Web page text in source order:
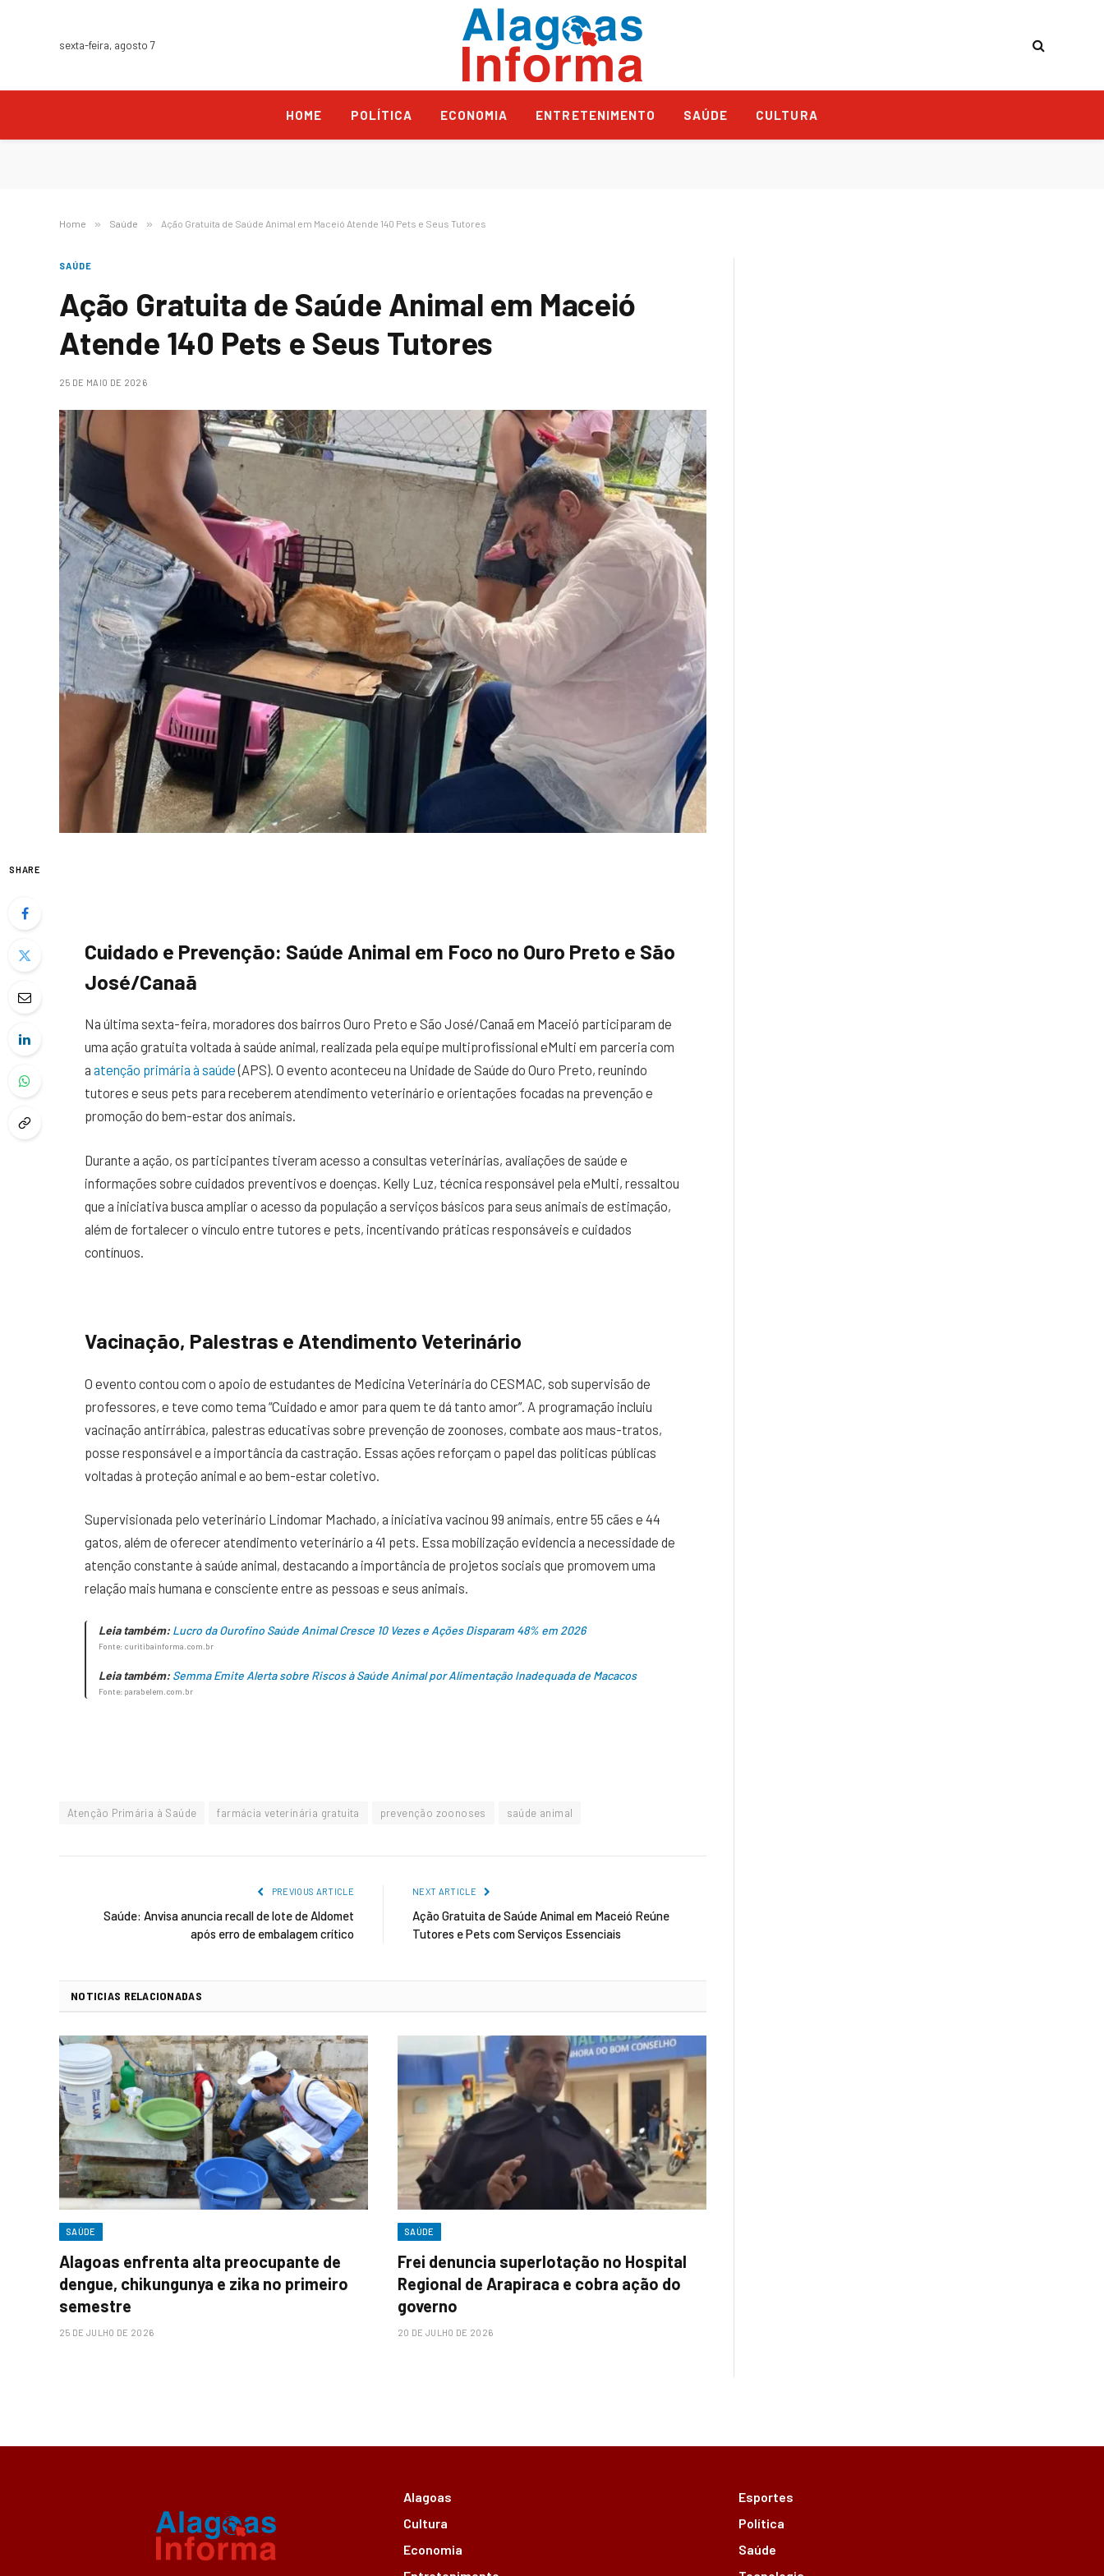
sexta-feira, agosto 7
HOME POLÍTICA ECONOMIA ENTRETENIMENTO SAÚDE CULTURA
Home » Saúde » Ação Gratuita de Saúde Animal em Maceió Atende 140 Pets e Seus Tutores
SAÚDE
Ação Gratuita de Saúde Animal em Maceió
Atende 140 Pets e Seus Tutores
25 DE MAIO DE 2026
SHARE
Cuidado e Prevenção: Saúde Animal em Foco no Ouro Preto e São
José/Canaã
Na última sexta-feira, moradores dos bairros Ouro Preto e São José/Canaã em Maceió participaram de
uma ação gratuita voltada à saúde animal, realizada pela equipe multiprofissional eMulti em parceria com
a atenção primária à saúde(APS). O evento aconteceu na Unidade de Saúde do Ouro Preto, reunindo
tutores e seus pets para receberem atendimento veterinário e orientações focadas na prevenção e
promoção do bem-estar dos animais.
Durante a ação, os participantes tiveram acesso a consultas veterinárias, avaliações de saúde e
informações sobre cuidados preventivos e doenças. Kelly Luz, técnica responsável pela eMulti, ressaltou
que a iniciativa busca ampliar o acesso da população a serviços básicos para seus animais de estimação,
além de fortalecer o vínculo entre tutores e pets, incentivando práticas responsáveis e cuidados
contínuos.
Vacinação, Palestras e Atendimento Veterinário
O evento contou com o apoio de estudantes de Medicina Veterinária do CESMAC, sob supervisão de
professores, e teve como tema “Cuidado e amor para quem te dá tanto amor”. A programação incluiu
vacinação antirrábica, palestras educativas sobre prevenção de zoonoses, combate aos maus-tratos,
posse responsável e a importância da castração. Essas ações reforçam o papel das políticas públicas
voltadas à proteção animal e ao bem-estar coletivo.
Supervisionada pelo veterinário Lindomar Machado, a iniciativa vacinou 99 animais, entre 55 cães e 44
gatos, além de oferecer atendimento veterinário a 41 pets. Essa mobilização evidencia a necessidade de
atenção constante à saúde animal, destacando a importância de projetos sociais que promovem uma
relação mais humana e consciente entre as pessoas e seus animais.
Leia também: Lucro da Ourofino Saúde Animal Cresce 10 Vezes e Ações Disparam 48% em 2026
Fonte: curitibainforma.com.br
Leia também: Semma Emite Alerta sobre Riscos à Saúde Animal por Alimentação Inadequada de Macacos
Fonte: parabelem.com.br
Atenção Primária à Saúde farmácia veterinária gratuita prevenção zoonoses saúde animal
PREVIOUS ARTICLE
Saúde: Anvisa anuncia recall de lote de Aldomet
após erro de embalagem crítico
NEXT ARTICLE
Ação Gratuita de Saúde Animal em Maceió Reúne
Tutores e Pets com Serviços Essenciais
NOTICIAS RELACIONADAS
SAÚDE
Alagoas enfrenta alta preocupante de
dengue, chikungunya e zika no primeiro
semestre
25 DE JULHO DE 2026
SAÚDE
Frei denuncia superlotação no Hospital
Regional de Arapiraca e cobra ação do
governo
20 DE JULHO DE 2026
Alagoas
Cultura
Economia
Esportes
Política
Saúde